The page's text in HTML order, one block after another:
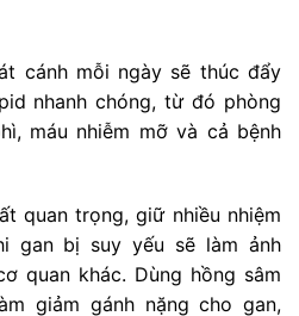
cánh mỗi ngày sẽ thúc đẩy
nhanh chóng, từ đó phòng
máu nhiễm mỡ và cả bệnh
quan trọng, giữ nhiều nhiệm
gan bị suy yếu sẽ làm ảnh
quan khác. Dùng hồng sâm
giảm gánh nặng cho gan,